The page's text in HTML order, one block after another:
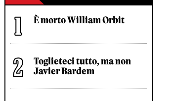
È morto William Orbit
Toglieteci tutto, ma non
Javier Bardem